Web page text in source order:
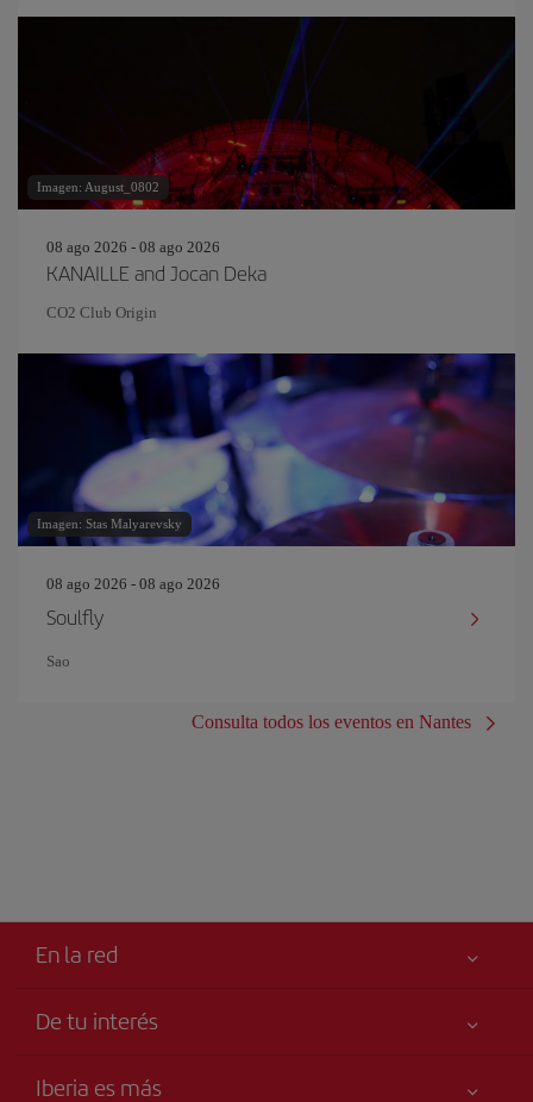
Imagen: August_0802
08 ago 2026 - 08 ago 2026
KANAILLE and Jocan Deka
CO2 Club Origin
Imagen: Stas Malyarevsky
08 ago 2026 - 08 ago 2026
Soulfly
Sao
Consulta todos los eventos en Nantes
En la red
De tu interés
Iberia es más